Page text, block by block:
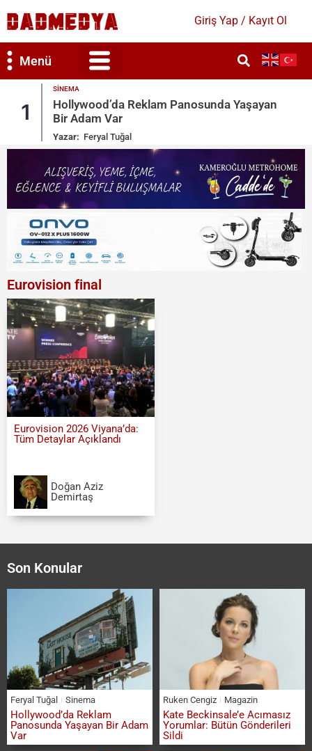
Giriş Yap / Kayıt Ol
Menü
Yaşayan 2
Kate Beckinsale’e Acımasız
Eurovision final
Eurovision 2026 Viyana’da:
Tüm Detaylar Açıklandı
Doğan Aziz
Demirtaş
Son Konular
Feryal Tuğal Sinema
Hollywood’da Reklam
Panosunda Yaşayan Bir Adam
Var
Ruken Cengiz Magazin
Kate Beckinsale’e Acımasız
Yorumlar: Bütün Gönderileri
Sildi